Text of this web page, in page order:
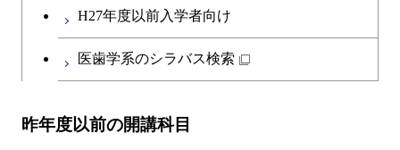
人間医療科学技術コース
物質・情報卓越コース
超スマート社会卓越コース
物質・情報卓越コース
都市・環境学コース
超スマート社会卓越コース
コース
都市・環境学コース
エネルギーコース
エネルギー・情報コース
エンジニアリングデザイン
社会・人間科学コース
超スマート社会卓越コース
イノベーション科学系
イノベーション科学コース
人間医療科学技術コース
技術経営専門職学位課程
開閉
技術経営専門職学位課程
専門科目
キャリア科目
H27年度以前入学者向け
医歯学系のシラバス検索
昨年度以前の開講科目